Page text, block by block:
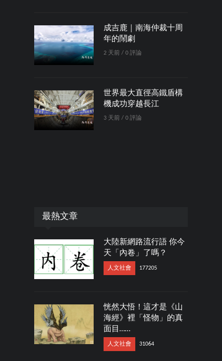
成吉鹿｜南海仲裁十周
年的鬧劇
2 天前 / 0 評論
世界最大直徑高鐵盾構
機成功穿越長江
3 天前 / 0 評論
最熱文章
大陸新網路流行語 你今
天「內卷」了嗎？
人文社會 177205
恍然大悟！這才是《山
海經》裡「怪物」的真
面目……
人文社會 31064